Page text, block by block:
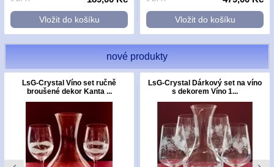
Vložit do košíku Vložit do košíku
nové produkty
LsG-Crystal Víno set ručně
broušené dekor Kanta ...
LsG-Crystal Dárkový set na víno
s dekorem Víno 1...